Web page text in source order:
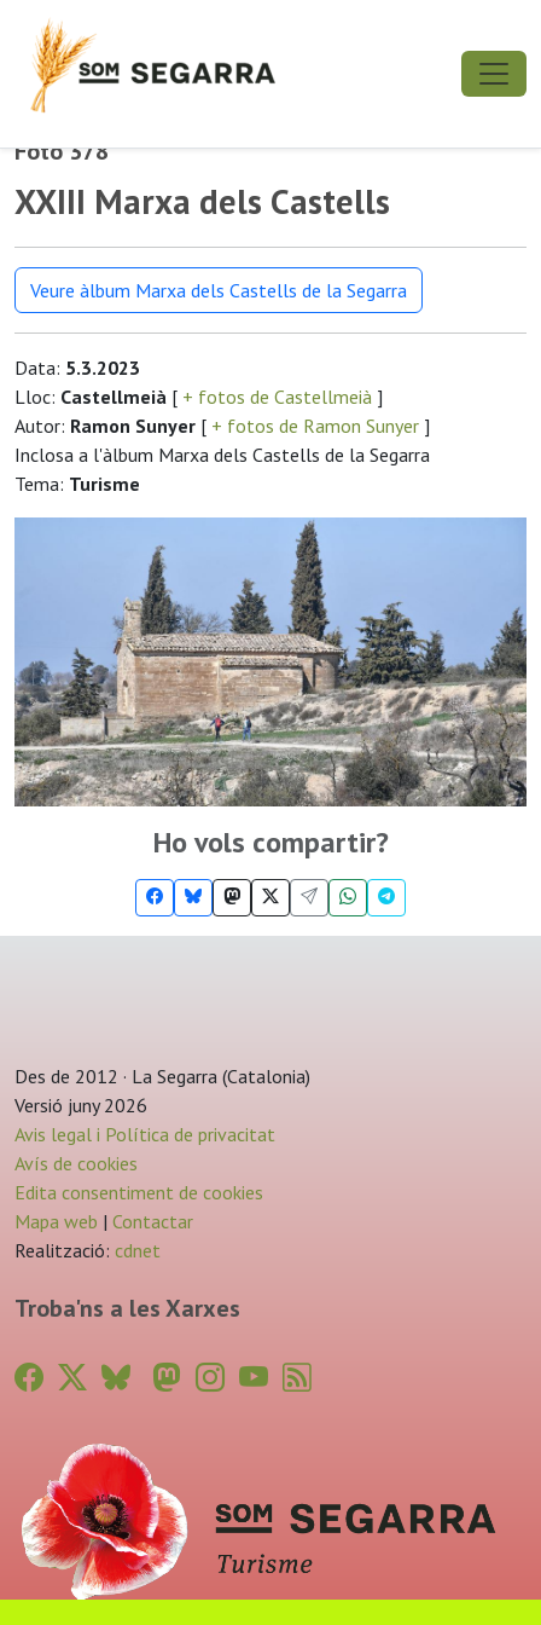
Foto 378
XXIII Marxa dels Castells
Veure àlbum Marxa dels Castells de la Segarra
Data: 5.3.2023
Lloc: Castellmeià [ + fotos de Castellmeià ]
Autor: Ramon Sunyer [ + fotos de Ramon Sunyer ]
Inclosa a l'àlbum Marxa dels Castells de la Segarra
Tema: Turisme
Ho vols compartir?
Des de 2012 · La Segarra (Catalonia)
Versió juny 2026
Avis legal i Política de privacitat
Avís de cookies
Edita consentiment de cookies
Mapa web | Contactar
Realització: cdnet
Troba'ns a les Xarxes